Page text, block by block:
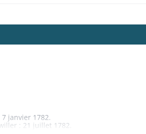
janvier 1782.
: 21 juillet 1782.